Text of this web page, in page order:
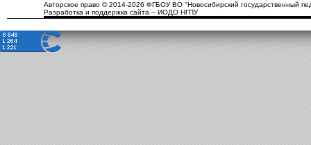
Авторское право © 2014-2026 ФГБОУ ВО "Новосибирский государственный
Разработка и поддержка сайта – ИОДО НГПУ